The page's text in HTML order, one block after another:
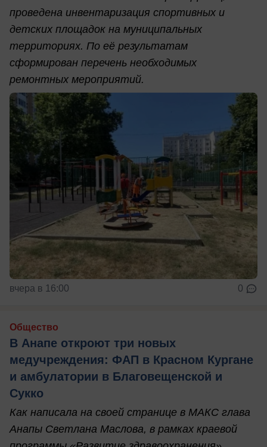
проведена инвентаризация спортивных и
детских площадок на муниципальных
территориях. По её результатам
сформирован перечень необходимых
ремонтных мероприятий.
вчера в 16:00 0
Общество
В Анапе откроют три новых
медучреждения: ФАП в Красном Кургане
и амбулатории в Благовещенской и
Сукко
Как написала на своей странице в МАКС глава
Анапы Светлана Маслова, в рамках краевой